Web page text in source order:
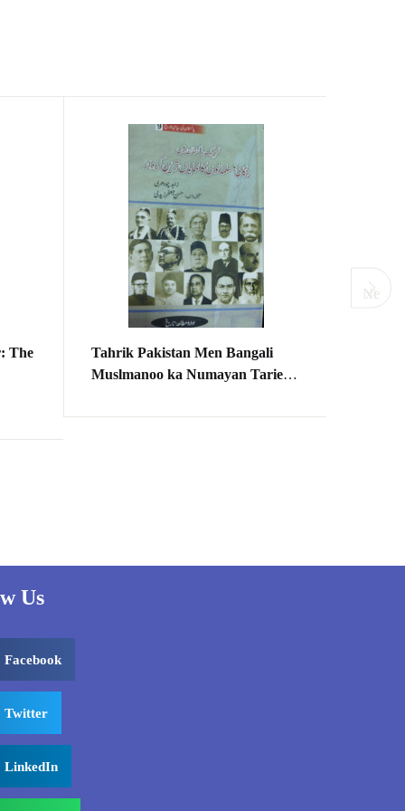
The
Tahrik Pakistan Men Bangali
Muslmanoo ka Numayan Tarieen
مسلمانوں کا نمایاں ترین کردار
Next
Us
Facebook
Twitter
LinkedIn